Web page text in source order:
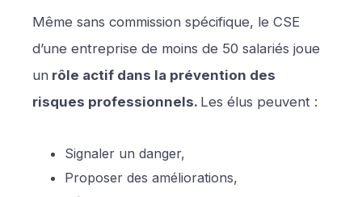
Même sans commission spécifique, le CSE
d’une entreprise de moins de 50 salariés joue
un rôle actif dans la prévention des
risques professionnels. Les élus peuvent :
Signaler un danger,
Proposer des améliorations,